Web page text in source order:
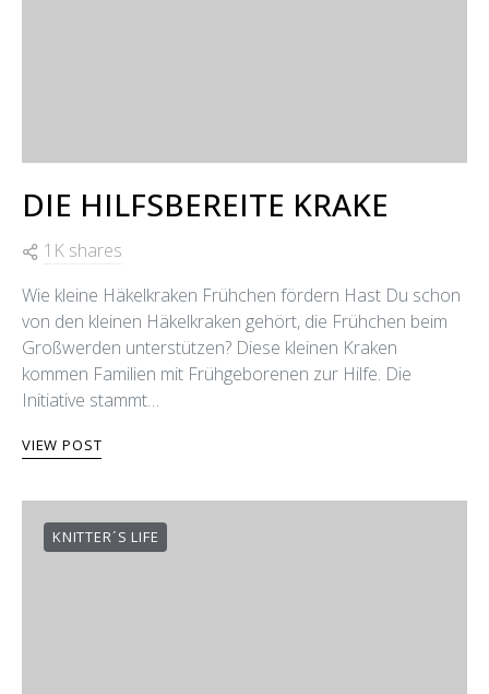
DIE HILFSBEREITE KRAKE
1K shares
Wie kleine Häkelkraken Frühchen fördern Hast Du schon
von den kleinen Häkelkraken gehört, die Frühchen beim
Großwerden unterstützen? Diese kleinen Kraken
kommen Familien mit Frühgeborenen zur Hilfe. Die
Initiative stammt…
VIEW POST
KNITTER´S LIFE